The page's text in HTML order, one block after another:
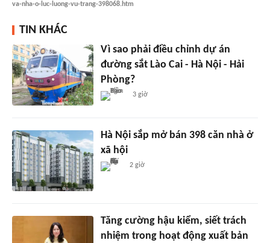
va-nha-o-luc-luong-vu-trang-398068.htm
TIN KHÁC
Vì sao phải điều chỉnh dự án
đường sắt Lào Cai - Hà Nội - Hải
Phòng?
3 giờ
Hà Nội sắp mở bán 398 căn nhà ở
xã hội
2 giờ
Tăng cường hậu kiểm, siết trách
nhiệm trong hoạt động xuất bản